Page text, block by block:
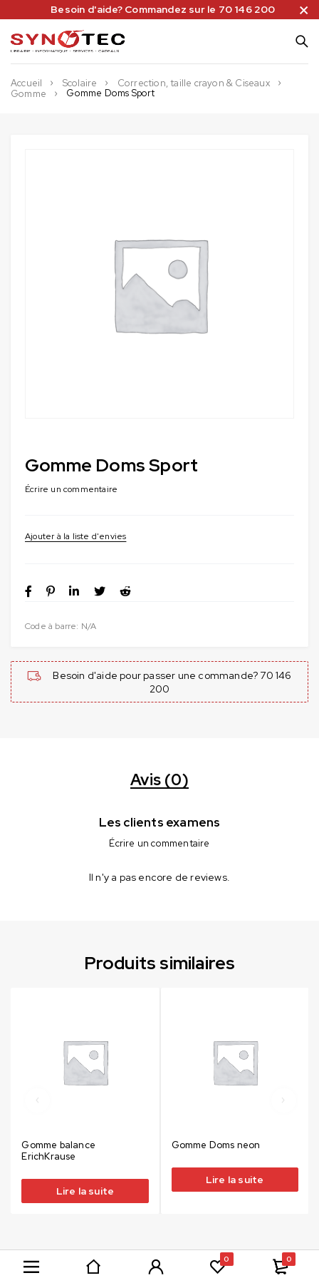
Besoin d'aide? Commandez sur le 70 146 200
Accueil Scolaire
Correction, taille crayon & Ciseaux
Gomme
Gomme Doms Sport
Gomme Doms Sport
Écrire un commentaire
Code à barre: N/A
Besoin d'aide pour passer une commande? 70 146
200
Avis (0)
Les clients examens
Écrire un commentaire
Il n'y a pas encore de reviews.
Produits similaires
Gomme balance
ErichKrause
Lire la suite
Gomme Doms neon
Lire la suite
0 0